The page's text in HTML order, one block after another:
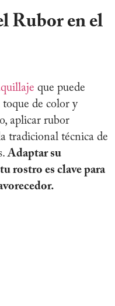
Rubor en el
que puede
de color y
aplicar rubor
tradicional técnica de
Adaptar su
rostro es clave para